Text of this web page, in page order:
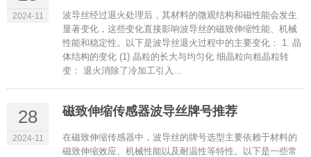
2024-11
波导丝经过退火处理后，其材料的微观结构和磁性能会发生
显著变化，这些变化直接影响波导丝的磁致伸缩性能、机械
性能和稳定性。以下是波导丝退火过程中的主要变化： 1. 晶
体结构的变化 (1) 晶粒的长大与均匀化 细晶粒向粗晶粒转
变： 退火消除了冷加工引入...
28
2024-11
磁致伸缩传感器波导丝牌号推荐
在磁致伸缩传感器中，波导丝的牌号选型主要依赖于材料的
磁致伸缩效应、机械性能以及耐温性等特性。以下是一些常